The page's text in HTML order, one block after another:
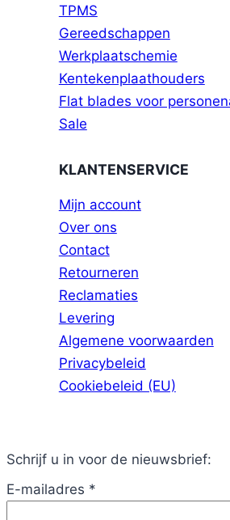
TPMS
Gereedschappen
Werkplaatschemie
Kentekenplaathouders
Flat blades voor
Sale
KLANTENSERVICE
Mijn account
Over ons
Contact
Retourneren
Reclamaties
Levering
Algemene voorwaarden
Privacybeleid
Cookiebeleid (EU)
Schrijf u in voor de nieuwsbrief:
E-mailadres *